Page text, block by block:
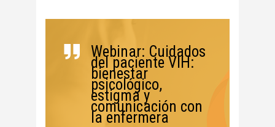
Webinar: Cuidados
del paciente VIH:
bienestar
psicológico,
estigma y
comunicación con
la enfermera